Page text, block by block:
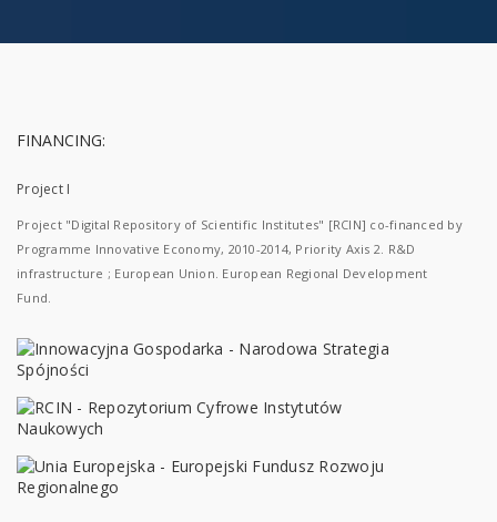
FINANCING:
Project I
Project "Digital Repository of Scientific Institutes" [RCIN] co-financed by
Programme Innovative Economy, 2010-2014, Priority Axis 2. R&D
infrastructure ; European Union. European Regional Development
Fund.